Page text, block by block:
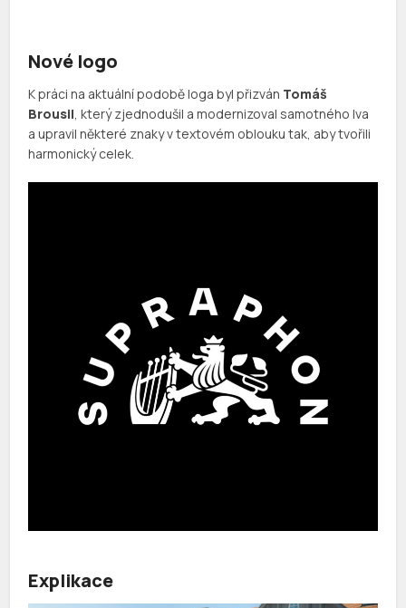
Nové logo
K práci na aktuální podobě loga byl přizván Tomáš
Brousil , který zjednodušil a modernizoval samotného lva
a upravil některé znaky v textovém oblouku tak, aby tvořili
harmonický celek.
Explikace